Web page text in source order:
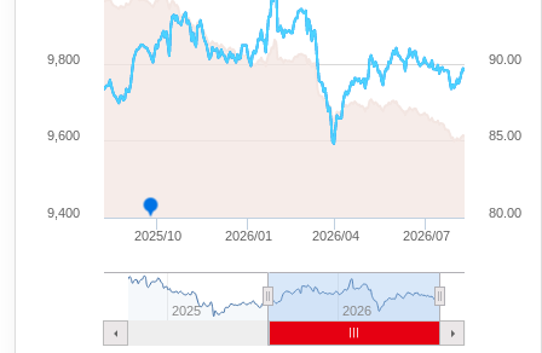
2026/01 2026/07
2025/10 2026/04
2025 2026
9,400
9,600
9,800
80.00
85.00
90.00